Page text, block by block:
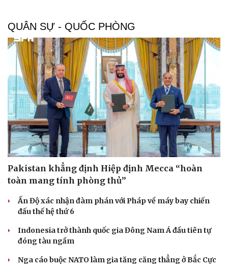
QUÂN SỰ - QUỐC PHÒNG
Pakistan khẳng định Hiệp định Mecca “hoàn
toàn mang tính phòng thủ”
Ấn Độ xác nhận đàm phán với Pháp về máy bay chiến
đấu thế hệ thứ 6
Indonesia trở thành quốc gia Đông Nam Á đầu tiên tự
đóng tàu ngầm
Nga cáo buộc NATO làm gia tăng căng thẳng ở Bắc Cực